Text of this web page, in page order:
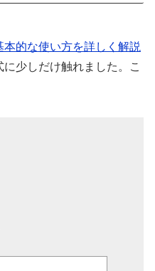
本的な使い方を詳しく解説
に少しだけ触れました。こ